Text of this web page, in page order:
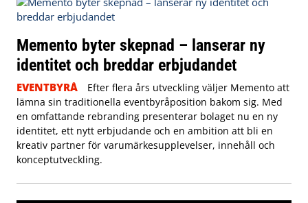
Memento byter skepnad – lanserar ny
identitet och breddar erbjudandet
EVENTBYRÅ
Efter flera års utveckling väljer Memento att
lämna sin traditionella eventbyråposition bakom sig. Med
en omfattande rebranding presenterar bolaget nu en ny
identitet, ett nytt erbjudande och en ambition att bli en
kreativ partner för varumärkesupplevelser, innehåll och
konceptutveckling.